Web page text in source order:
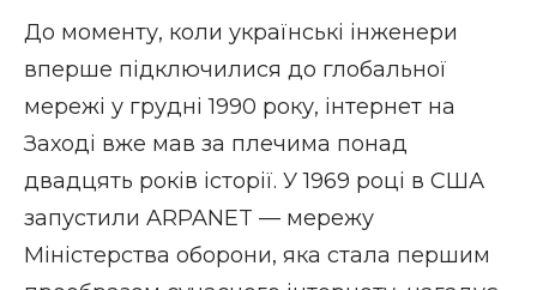
До моменту, коли українські інженери
вперше підключилися до глобальної
мережі у грудні 1990 року, інтернет на
Заході вже мав за плечима понад
двадцять років історії. У 1969 році в США
запустили ARPANET — мережу
Міністерства оборони, яка стала першим